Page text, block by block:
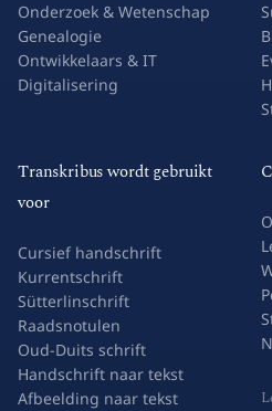
Onderzoek & Wetenschap
Genealogie
Ontwikkelaars & IT
Digitalisering
Transkribus wordt gebruikt
voor
Cursief handschrift
Kurrentschrift
Sütterlinschrift
Raadsnotulen
Oud-Duits schrift
Handschrift naar tekst
Afbeelding naar tekst